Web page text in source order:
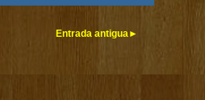
Entrada antigua